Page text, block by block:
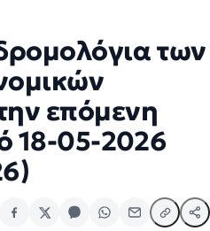
των
επόμενη
18-05-2026